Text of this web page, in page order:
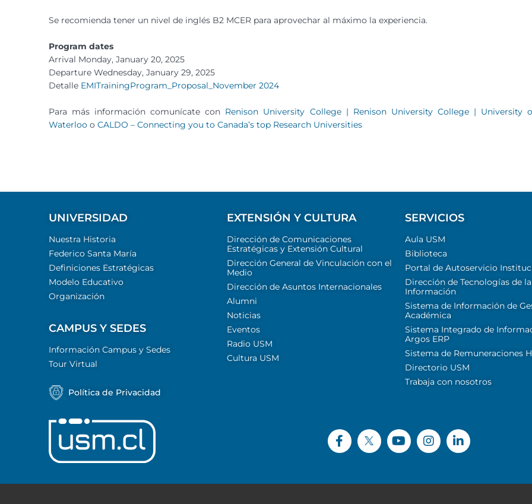
Se recomienda tener un nivel de inglés B2 MCER para aprovechar al máximo la experiencia.
Program dates
Arrival Monday, January 20, 2025
Departure Wednesday, January 29, 2025
Detalle EMITrainingProgram_Proposal_November 2024
Para más información comunícate con Renison University College | Renison University College | University
Waterloo o CALDO – Connecting you to Canada’s top Research Universities
UNIVERSIDAD
Nuestra Historia
Federico Santa María
Definiciones Estratégicas
Modelo Educativo
Organización
CAMPUS Y SEDES
Información Campus y Sedes
Tour Virtual
Política de Privacidad
EXTENSIÓN Y CULTURA
Dirección de Comunicaciones
Estratégicas y Extensión Cultural
Dirección General de Vinculación con el
Medio
Dirección de Asuntos Internacionales
Alumni
Noticias
Eventos
Radio USM
Cultura USM
SERVICIOS
Aula USM
Biblioteca
Portal de Autoservicio
Dirección de Tecnologías de la
Información
Sistema de Información de
Académica
Sistema Integrado de
Argos ERP
Sistema de Remuneraciones
Directorio USM
Trabaja con nosotros